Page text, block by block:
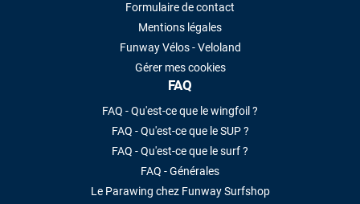
Formulaire de contact
Mentions légales
Funway Vélos - Veloland
Gérer mes cookies
FAQ
FAQ - Qu'est-ce que le wingfoil ?
FAQ - Qu'est-ce que le SUP ?
FAQ - Qu'est-ce que le surf ?
FAQ - Générales
Le Parawing chez Funway Surfshop